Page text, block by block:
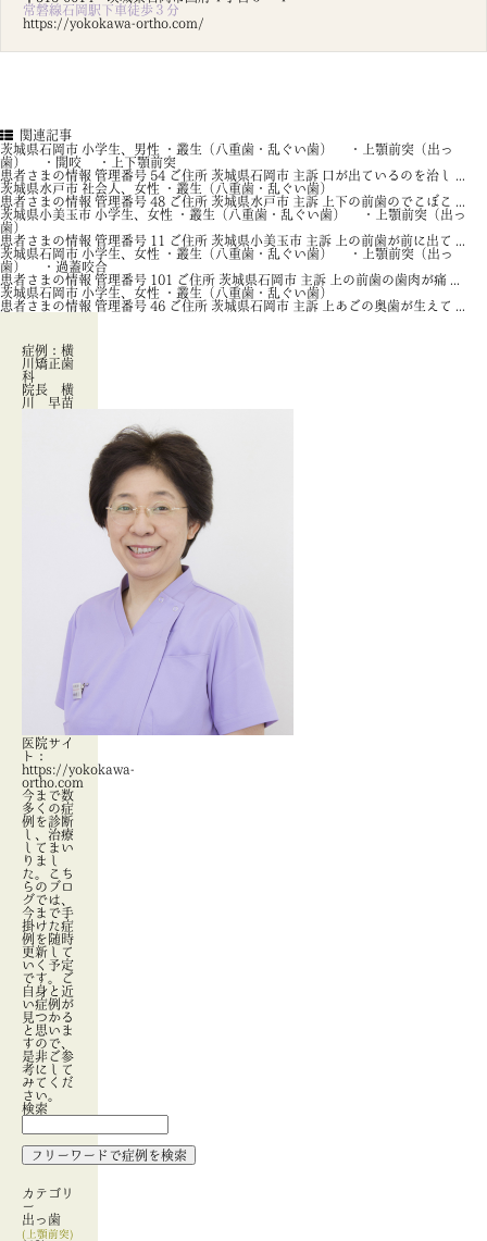
常磐線石岡駅下車徒歩３分
https://yokokawa-ortho.com/
関連記事
茨城県石岡市 小学生、男性 ・叢生（八重歯・乱ぐい歯） ・上顎前突（出っ
歯） ・開咬 ・上下顎前突
患者さまの情報 管理番号 54 ご住所 茨城県石岡市 主訴 口が出ているのを治し ...
茨城県水戸市 社会人、女性 ・叢生（八重歯・乱ぐい歯）
患者さまの情報 管理番号 48 ご住所 茨城県水戸市 主訴 上下の前歯のでこぼこ ...
茨城県小美玉市 小学生、女性 ・叢生（八重歯・乱ぐい歯） ・上顎前突（出っ
歯）
患者さまの情報 管理番号 11 ご住所 茨城県小美玉市 主訴 上の前歯が前に出て ...
茨城県石岡市 小学生、女性 ・叢生（八重歯・乱ぐい歯） ・上顎前突（出っ
歯） ・過蓋咬合
患者さまの情報 管理番号 101 ご住所 茨城県石岡市 主訴 上の前歯の歯肉が痛 ...
茨城県石岡市 小学生、女性 ・叢生（八重歯・乱ぐい歯）
患者さまの情報 管理番号 46 ご住所 茨城県石岡市 主訴 上あごの奥歯が生えて ...
症例：横
川矯正歯
科
院長 横
川 早苗
医院サイ
ト：
https://yokokawa-
ortho.com
今まで数
多くの症
例を診断
し、治療
してまい
りまし
た。こち
らのブロ
グでは、
今まで手
掛けた症
例を随時
更新して
いく予定
です。ご
自身と近
い症例が
見つかる
と思いま
すので、
是非ご参
考にして
みてくだ
さい。
検索
カテゴリ
ー
出っ歯
(上顎前突)